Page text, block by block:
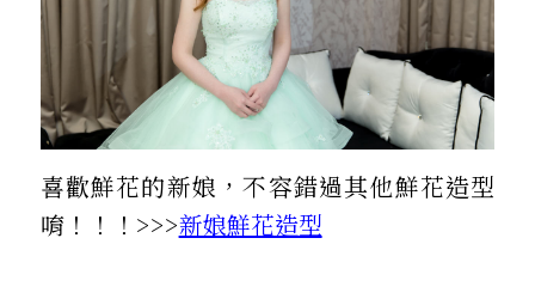
喜歡鮮花的新娘，不容錯過其他鮮花造型
唷！！！>>>新娘鮮花造型